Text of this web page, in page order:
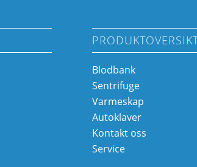
Blodbank
Sentrifuge
Varmeskap
Autoklaver
Kontakt oss
Service